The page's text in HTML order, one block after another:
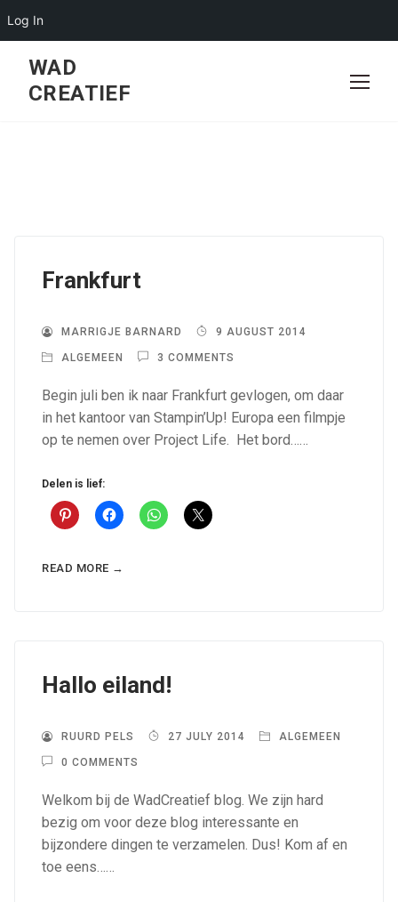
Log In
content
WAD
CREATIEF
Frankfurt
MARRIGJE BARNARD 9 AUGUST 2014
ALGEMEEN 3 COMMENTS
Begin juli ben ik naar Frankfurt gevlogen, om daar
in het kantoor van Stampin’Up! Europa een filmpje
op te nemen over Project Life. Het bord……
Delen is lief:
READ MORE →
Hallo eiland!
RUURD PELS 27 JULY 2014 ALGEMEEN
0 COMMENTS
Welkom bij de WadCreatief blog. We zijn hard
bezig om voor deze blog interessante en
bijzondere dingen te verzamelen. Dus! Kom af en
toe eens……